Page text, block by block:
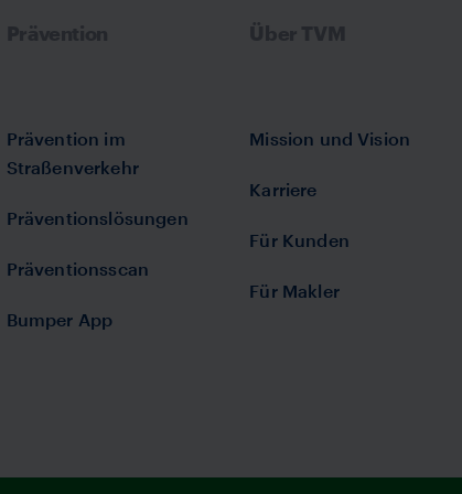
Prävention im
Straßenverkehr
Präventionslösungen
Präventionsscan
Bumper App
Mission und Vision
Karriere
Für Kunden
Für Makler